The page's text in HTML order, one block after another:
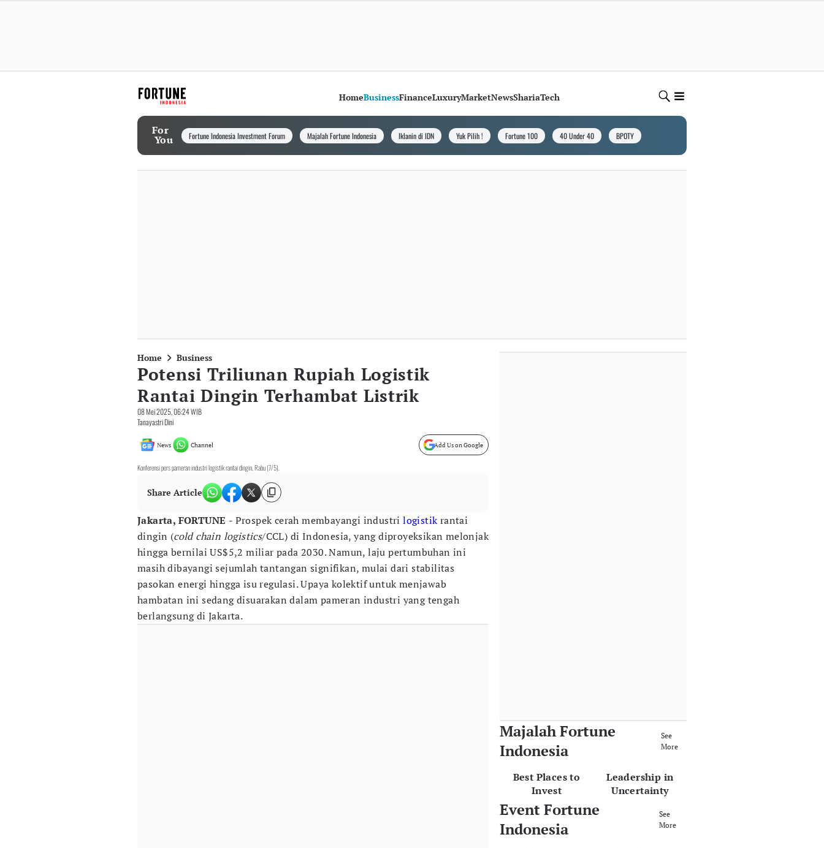
HomeBusinessFinanceLuxuryMarketNewsShariaTech
For
You Fortune Indonesia Investment Forum Majalah Fortune Indonesia Iklanin di IDN Yuk Pilih ! Fortune 100 40 Under 40 BPOTY
Home Business
Potensi Triliunan Rupiah Logistik
Rantai Dingin Terhambat Listrik
08 Mei 2025, 06:24 WIB
Tanayastri Dini
News Channel Add Us on Google
Konferensi pers pameran industri logistik rantai dingin, Rabu (7/5).
Share Article
Jakarta, FORTUNE - Prospek cerah membayangi industrilogistikrantai
dingin (cold chain logistics/CCL) di Indonesia, yang diproyeksikan melonjak
hingga bernilai US$5,2 miliar pada 2030. Namun, laju pertumbuhan ini
masih dibayangi sejumlah tantangan signifikan, mulai dari stabilitas
pasokan energi hingga isu regulasi. Upaya kolektif untuk menjawab
hambatan ini sedang disuarakan dalam pameran industri yang tengah
berlangsung di Jakarta.
Majalah Fortune
Indonesia
See
More
Best Places to
Invest
Leadership in
Uncertainty
Event Fortune
Indonesia
See
More